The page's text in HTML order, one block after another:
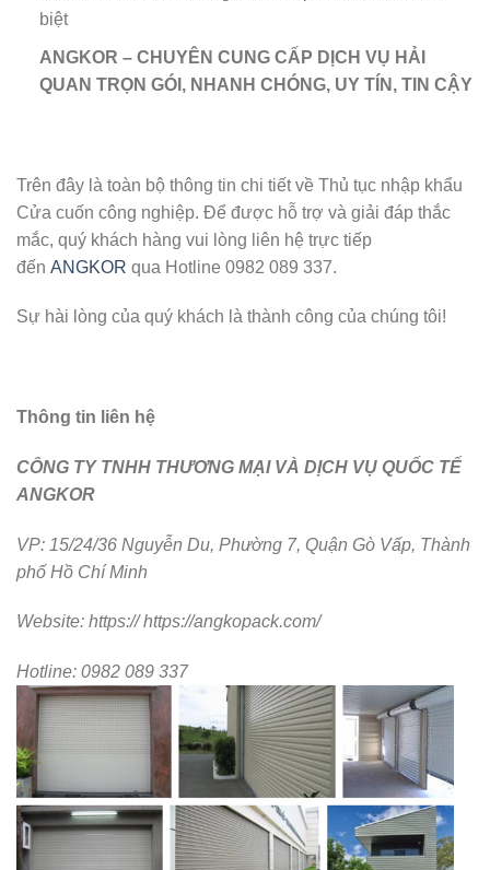
biệt
ANGKOR – CHUYÊN CUNG CẤP DỊCH VỤ HẢI
QUAN TRỌN GÓI, NHANH CHÓNG, UY TÍN, TIN CẬY
Trên đây là toàn bộ thông tin chi tiết về Thủ tục nhập khẩu
Cửa cuốn công nghiệp. Để được hỗ trợ và giải đáp thắc
mắc, quý khách hàng vui lòng liên hệ trực tiếp
đến ANGKOR qua Hotline 0982 089 337.
Sự hài lòng của quý khách là thành công của chúng tôi!
Thông tin liên hệ
CÔNG TY TNHH THƯƠNG MẠI VÀ DỊCH VỤ QUỐC TẾ
ANGKOR
VP: 15/24/36 Nguyễn Du, Phường 7, Quận Gò Vấp, Thành
phố Hồ Chí Minh
Website: https:// https://angkopack.com/
Hotline: 0982 089 337